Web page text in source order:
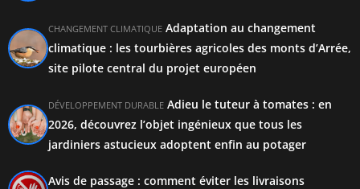
CHANGEMENT CLIMATIQUE Adaptation au changement
climatique : les tourbières agricoles des monts d’Arrée,
site pilote central du projet européen
DÉVELOPPEMENT DURABLE Adieu le tuteur à tomates : en
2026, découvrez l’objet ingénieux que tous les
jardiniers astucieux adoptent enfin au potager
Avis de passage : comment éviter les livraisons